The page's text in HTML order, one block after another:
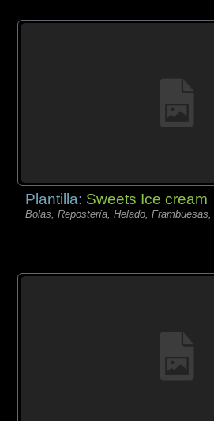
Plantilla: Sweets Ice cream
Bolas, Repostería, Helado, Frambuesas,